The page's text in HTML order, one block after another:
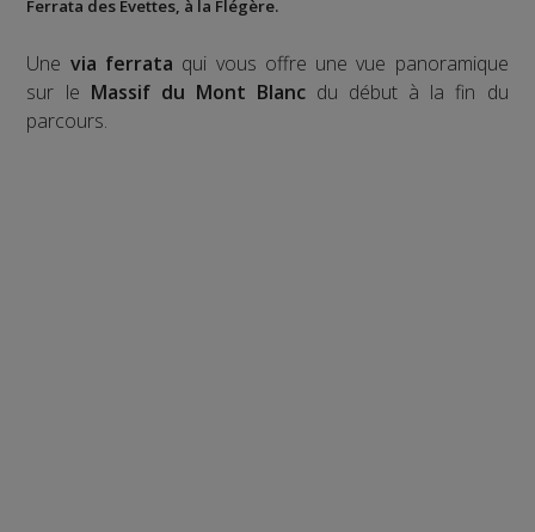
Ferrata des Evettes, à la Flégère.
Une via ferrata qui vous offre une vue panoramique
sur le Massif du Mont Blancdu début à la fin du
parcours.